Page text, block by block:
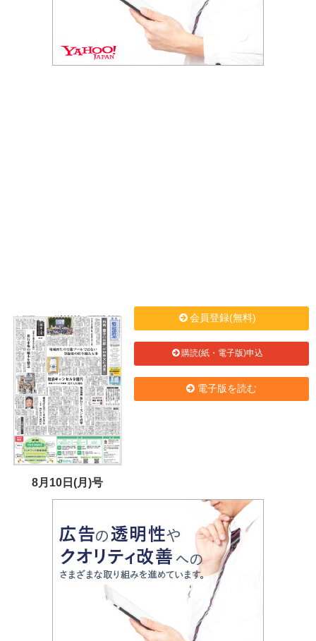
8月10日(月)号
会員登録(無料)
購読(紙・電子版)申込
電子版を読む